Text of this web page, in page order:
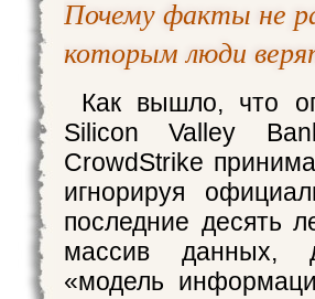
Почему факты не
которым люди
Как вышло, что
Silicon Valley
CrowdStrike
игнорируя
последние десять
массив данных,
«модель